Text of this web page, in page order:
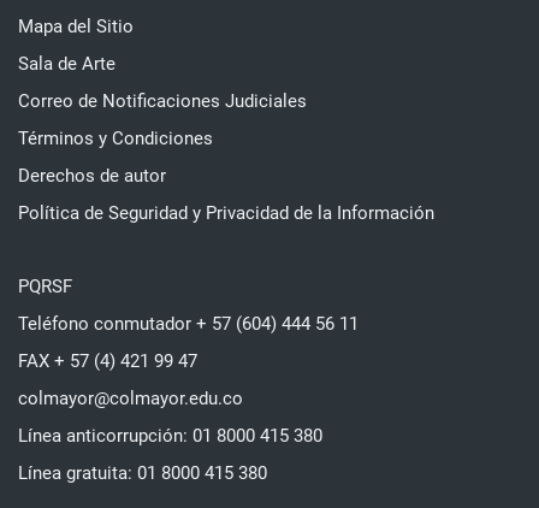
Mapa del Sitio
Sala de Arte
Correo de Notificaciones Judiciales
Términos y Condiciones
Derechos de autor
Política de Seguridad y Privacidad de la Información
PQRSF
Teléfono conmutador + 57 (604) 444 56 11
FAX + 57 (4) 421 99 47
colmayor@colmayor.edu.co
Línea anticorrupción: 01 8000 415 380
Línea gratuita: 01 8000 415 380